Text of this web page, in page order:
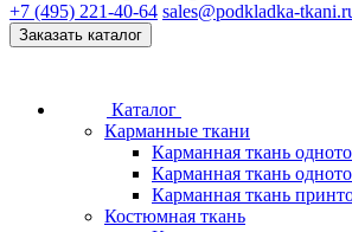
+7 (495) 221-40-64 sales@podkladka-
Заказать каталог
Каталог
Карманные ткани
Карманная ткань
Карманная ткань
Карманная ткань
Костюмная ткань